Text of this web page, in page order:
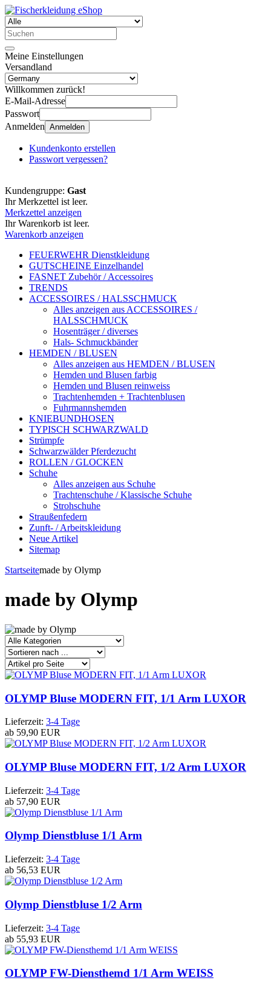
Meine Einstellungen
Versandland
Willkommen zurück!
E-Mail-Adresse
Passwort
Anmelden Anmelden
Kundenkonto erstellen
Passwort vergessen?
Kundengruppe: Gast
Ihr Merkzettel ist leer.
Merkzettel anzeigen
Ihr Warenkorb ist leer.
Warenkorb anzeigen
FEUERWEHR Dienstkleidung
GUTSCHEINE Einzelhandel
FASNET Zubehör / Accessoires
TRENDS
ACCESSOIRES / HALSSCHMUCK
Alles anzeigen aus ACCESSOIRES /
HALSSCHMUCK
Hosenträger / diverses
Hals- Schmuckbänder
HEMDEN / BLUSEN
Alles anzeigen aus HEMDEN / BLUSEN
Hemden und Blusen farbig
Hemden und Blusen reinweiss
Trachtenhemden + Trachtenblusen
Fuhrmannshemden
KNIEBUNDHOSEN
TYPISCH SCHWARZWALD
Strümpfe
Schwarzwälder Pferdezucht
ROLLEN / GLOCKEN
Schuhe
Alles anzeigen aus Schuhe
Trachtenschuhe / Klassische Schuhe
Strohschuhe
Straußenfedern
Zunft- / Arbeitskleidung
Neue Artikel
Sitemap
Startseitemade by Olymp
made by Olymp
OLYMP Bluse MODERN FIT, 1/1 Arm LUXOR
Lieferzeit: 3-4 Tage
ab 59,90 EUR
OLYMP Bluse MODERN FIT, 1/2 Arm LUXOR
Lieferzeit: 3-4 Tage
ab 57,90 EUR
Olymp Dienstbluse 1/1 Arm
Lieferzeit: 3-4 Tage
ab 56,53 EUR
Olymp Dienstbluse 1/2 Arm
Lieferzeit: 3-4 Tage
ab 55,93 EUR
OLYMP FW-Diensthemd 1/1 Arm WEISS